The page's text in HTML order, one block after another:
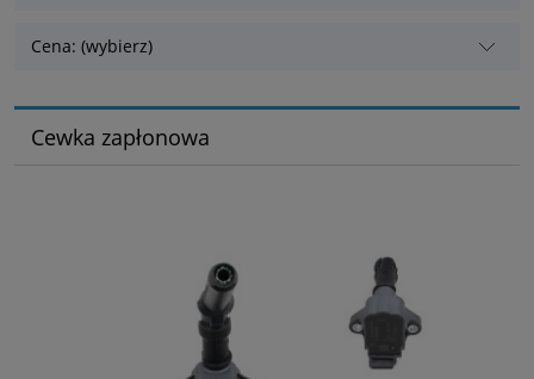
Cena: (wybierz)
Cewka zapłonowa